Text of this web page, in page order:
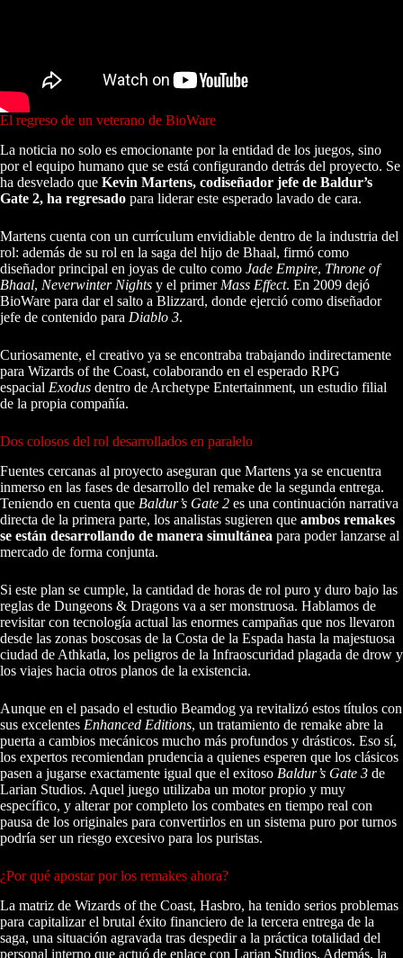
El regreso de un veterano de BioWare
La noticia no solo es emocionante por la entidad de los juegos, sino
por el equipo humano que se está configurando detrás del proyecto. Se
ha desvelado que Kevin Martens, codiseñador jefe de Baldur’s
Gate 2, ha regresado para liderar este esperado lavado de cara.
Martens cuenta con un currículum envidiable dentro de la industria del
rol: además de su rol en la saga del hijo de Bhaal, firmó como
diseñador principal en joyas de culto como Jade Empire, Throne of
Bhaal, Neverwinter Nights y el primer Mass Effect. En 2009 dejó
BioWare para dar el salto a Blizzard, donde ejerció como diseñador
jefe de contenido para Diablo 3.
Curiosamente, el creativo ya se encontraba trabajando indirectamente
para Wizards of the Coast, colaborando en el esperado RPG
espacial Exodus dentro de Archetype Entertainment, un estudio filial
de la propia compañía.
Dos colosos del rol desarrollados en paralelo
Fuentes cercanas al proyecto aseguran que Martens ya se encuentra
inmerso en las fases de desarrollo del remake de la segunda entrega.
Teniendo en cuenta que Baldur’s Gate 2 es una continuación narrativa
directa de la primera parte, los analistas sugieren que ambos remakes
se están desarrollando de manera simultánea para poder lanzarse al
mercado de forma conjunta.
Si este plan se cumple, la cantidad de horas de rol puro y duro bajo las
reglas de Dungeons & Dragons va a ser monstruosa. Hablamos de
revisitar con tecnología actual las enormes campañas que nos llevaron
desde las zonas boscosas de la Costa de la Espada hasta la majestuosa
ciudad de Athkatla, los peligros de la Infraoscuridad plagada de drow y
los viajes hacia otros planos de la existencia.
Aunque en el pasado el estudio Beamdog ya revitalizó estos títulos con
sus excelentes Enhanced Editions, un tratamiento de remake abre la
puerta a cambios mecánicos mucho más profundos y drásticos. Eso sí,
los expertos recomiendan prudencia a quienes esperen que los clásicos
pasen a jugarse exactamente igual que el exitoso Baldur’s Gate 3 de
Larian Studios. Aquel juego utilizaba un motor propio y muy
específico, y alterar por completo los combates en tiempo real con
pausa de los originales para convertirlos en un sistema puro por turnos
podría ser un riesgo excesivo para los puristas.
¿Por qué apostar por los remakes ahora?
La matriz de Wizards of the Coast, Hasbro, ha tenido serios problemas
para capitalizar el brutal éxito financiero de la tercera entrega de la
saga, una situación agravada tras despedir a la práctica totalidad del
personal interno que actuó de enlace con Larian Studios. Además, la